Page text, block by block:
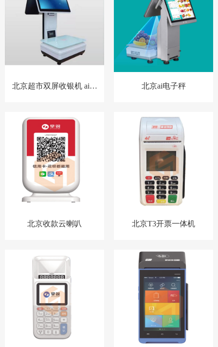
北京超市双屏收银机 ai电
北京ai电子秤
北京收款云喇叭 北京T3开票一体机